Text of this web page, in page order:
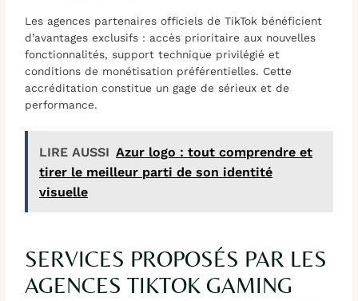
Les agences partenaires officiels de TikTok bénéficient
d’avantages exclusifs : accès prioritaire aux nouvelles
fonctionnalités, support technique privilégié et
conditions de monétisation préférentielles. Cette
accréditation constitue un gage de sérieux et de
performance.
LIRE AUSSI Azur logo : tout comprendre et
tirer le meilleur parti de son identité
visuelle
SERVICES PROPOSÉS PAR LES
AGENCES TIKTOK GAMING